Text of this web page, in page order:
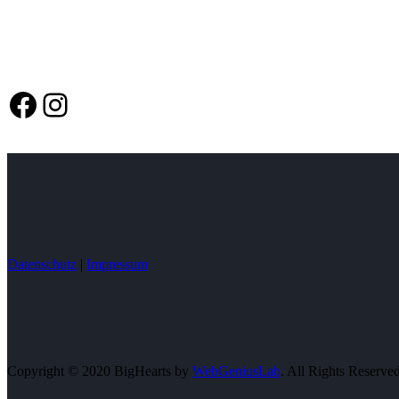
Facebook
Instagram
Datenschutz | Impressum
Copyright © 2020 BigHearts by WebGeniusLab. All Rights